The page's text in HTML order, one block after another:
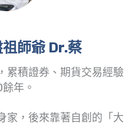
師爺 Dr.蔡
累積證券、期貨交易經驗
年。
家，後來靠著自創的「大